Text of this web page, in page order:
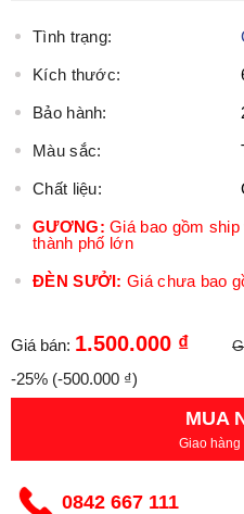
Tình trạng:
Kích thước:
Bảo hành:
Màu sắc:
Chất liệu:
GƯƠNG: Giá bao gồm
thành phố lớn
ĐÈN SƯỞI: Giá chưa bao
Giá bán: 1.500.000 ₫
-25% (-500.000 ₫)
MUA
Giao hàng
0842 667 111